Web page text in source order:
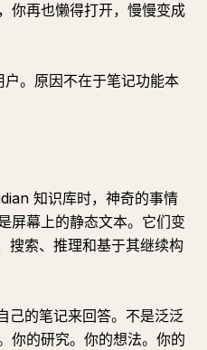
你再也懒得打开，慢慢变成
。原因不在于笔记功能本
知识库时，神奇的事情
屏幕上的静态文本。它们变
搜索、推理和基于其继续构
己的笔记来回答。不是泛泛
你的研究。你的想法。你的